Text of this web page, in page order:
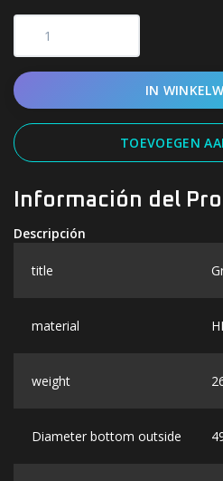
IN
TOEVOEGEN
Información del
Descripción
title
material
weight
Diameter bottom outside